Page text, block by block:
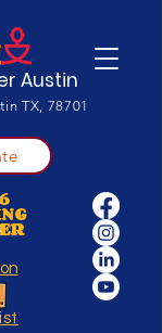
Austin
TX, 78701